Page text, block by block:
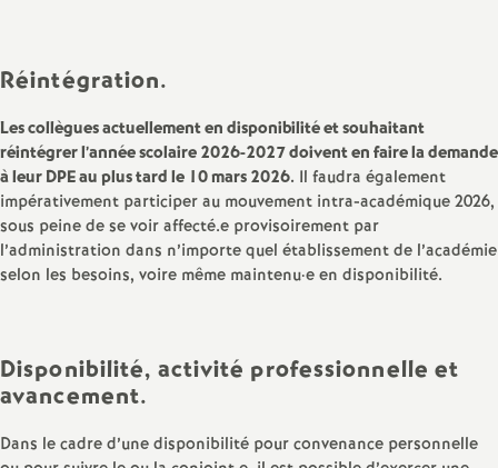
m
e
n
s
Réintégration.
Les collègues actuellement en disponibilité et souhaitant
réintégrer l’année scolaire 2026-2027 doivent en faire la demande
à leur DPE au plus tard le 10 mars 2026. Il faudra également
impérativement participer au mouvement intra-académique 2026,
sous peine de se voir affecté.e provisoirement par
l’administration dans n’importe quel établissement de l’académie
selon les besoins, voire même maintenu·e en disponibilité.
Disponibilité, activité professionnelle et
avancement.
Dans le cadre d’une disponibilité pour convenance personnelle